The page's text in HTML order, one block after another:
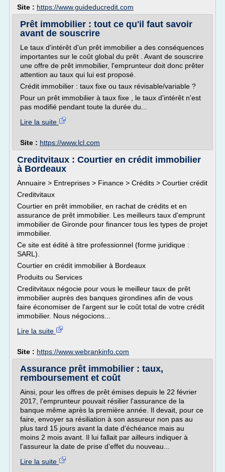
Site : https://www.guideducredit.com
Prêt immobilier : tout ce qu'il faut savoir
avant de souscrire
Le taux d'intérêt d'un prêt immobilier a des conséquences
importantes sur le coût global du prêt . Avant de souscrire
une offre de prêt immobilier, l'emprunteur doit donc prêter
attention au taux qui lui est proposé.
Crédit immobilier : taux fixe ou taux révisable/variable ?
Pour un prêt immobilier à taux fixe , le taux d'intérêt n'est
pas modifié pendant toute la durée du...
Lire la suite
Site : https://www.lcl.com
Creditvitaux : Courtier en crédit immobilier
à Bordeaux
Annuaire > Entreprises > Finance > Crédits > Courtier crédit
Creditvitaux
Courtier en prêt immobilier, en rachat de crédits et en
assurance de prêt immobilier. Les meilleurs taux d'emprunt
immobilier de Gironde pour financer tous les types de projet
immobilier.
Ce site est édité à titre professionnel (forme juridique :
SARL).
Courtier en crédit immobilier à Bordeaux
Produits ou Services
Creditvitaux négocie pour vous le meilleur taux de prêt
immobilier auprès des banques girondines afin de vous
faire économiser de l'argent sur le coût total de votre crédit
immobilier. Nous négocions...
Lire la suite
Site : https://www.webrankinfo.com
Assurance prêt immobilier : taux,
remboursement et coût
Ainsi, pour les offres de prêt émises depuis le 22 février
2017, l'emprunteur pouvait résilier l'assurance de la
banque même après la première année. Il devait, pour ce
faire, envoyer sa résiliation à son assureur non pas au
plus tard 15 jours avant la date d'échéance mais au
moins 2 mois avant. Il lui fallait par ailleurs indiquer à
l'assureur la date de prise d'effet du nouveau...
Lire la suite